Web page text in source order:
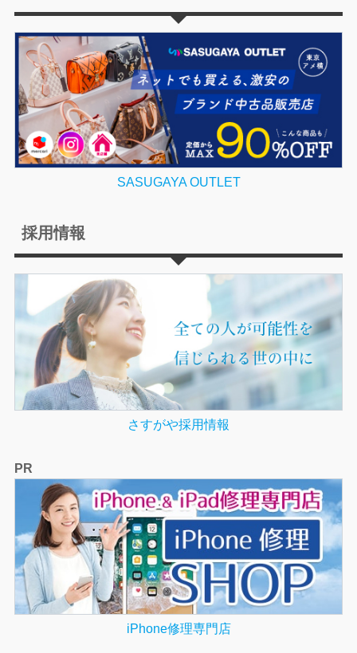
SASUGAYA OUTLET
採用情報
さすがや採用情報
PR
iPhone修理専門店